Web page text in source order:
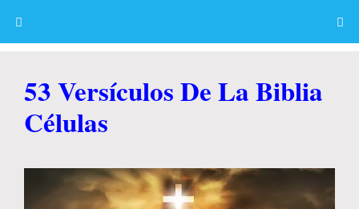
53 Versículos De La Biblia
Células